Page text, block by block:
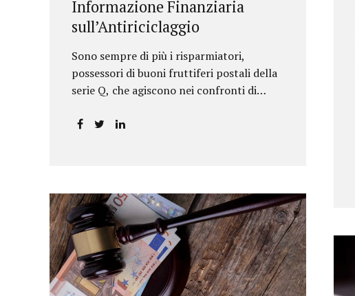
Informazione Finanziaria
sull’Antiriciclaggio
Sono sempre di più i risparmiatori,
possessori di buoni fruttiferi postali della
serie Q, che agiscono nei confronti di